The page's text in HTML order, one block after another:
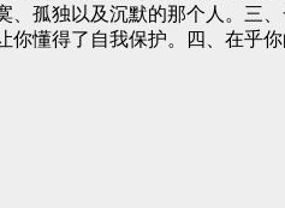
孤独以及沉默的那个人。三
懂得了自我保护。四、在乎